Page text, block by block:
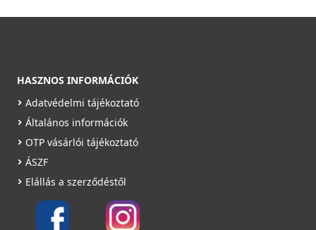
HASZNOS INFORMÁCIÓK
Adatvédelmi tájékoztató
Általános információk
OTP vásárlói tájékoztató
ÁSZF
Elállás a szerződéstől